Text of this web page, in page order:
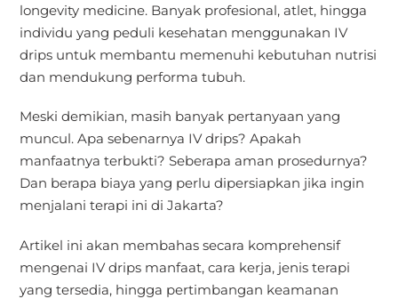
longevity medicine. Banyak profesional, atlet, hingga
individu yang peduli kesehatan menggunakan IV
drips untuk membantu memenuhi kebutuhan nutrisi
dan mendukung performa tubuh.
Meski demikian, masih banyak pertanyaan yang
muncul. Apa sebenarnya IV drips? Apakah
manfaatnya terbukti? Seberapa aman prosedurnya?
Dan berapa biaya yang perlu dipersiapkan jika ingin
menjalani terapi ini di Jakarta?
Artikel ini akan membahas secara komprehensif
mengenai IV drips manfaat, cara kerja, jenis terapi
yang tersedia, hingga pertimbangan keamanan